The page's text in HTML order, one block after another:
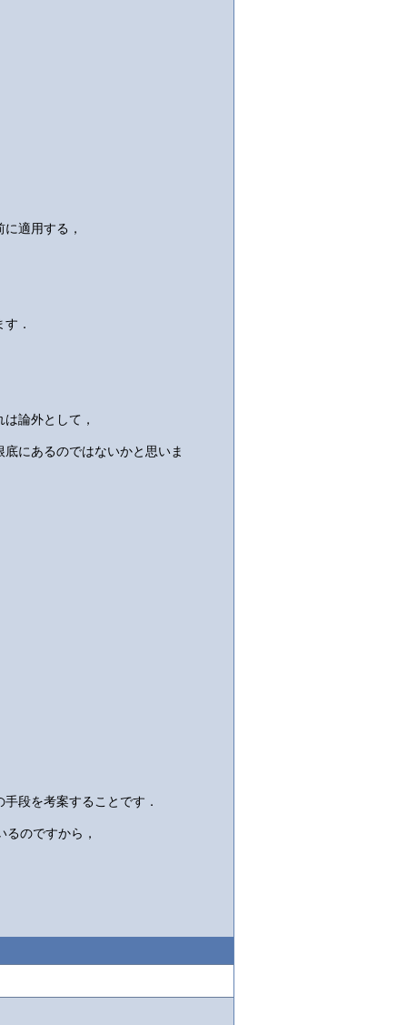
適用する，
．
論外として，
にあるのではないかと思いま
段を考案することです．
のですから，